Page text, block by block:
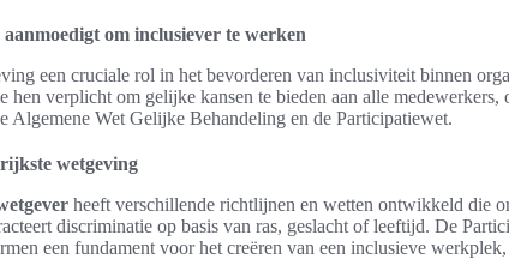
om inclusiever te werken
een cruciale rol in het bevorderen van inclusiviteit binnen
hen verplicht om gelijke kansen te bieden aan alle medewerkers,
Algemene Wet Gelijke Behandeling en de Participatiewet.
wetgeving
heeft verschillende richtlijnen en wetten ontwikkeld die
discriminatie op basis van ras, geslacht of leeftijd. De
een fundament voor het creëren van een inclusieve